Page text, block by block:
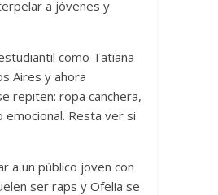
a jóvenes y
como Tatiana
Aires y ahora
repiten: ropa canchera,
Resta ver si
a un público joven con
ser raps y Ofelia se